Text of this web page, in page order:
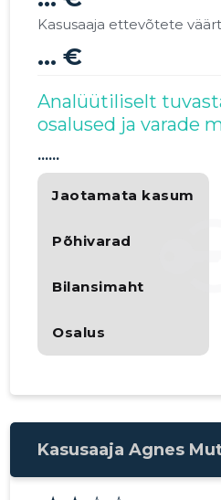
Kasusaaja ettevõtete
... €
Analüütiliselt
osalused ja varade
Jaotamata kasum
Põhivarad
Bilansimaht
Osalus
......
Kasusaaja Agnes